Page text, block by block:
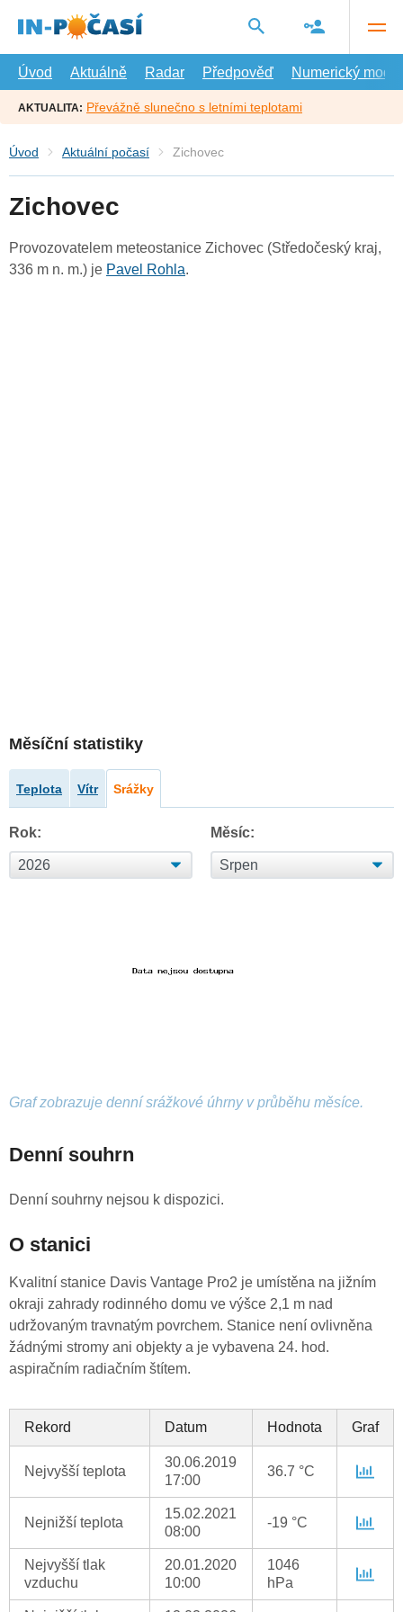
hlavní
Úvod
Aktuálně Radar Předpověď Numerický model
AKTUALITA: Převážně slunečno s letními teplotami
Úvod Aktuální počasí Zichovec
Zichovec
Provozovatelem meteostanice Zichovec (Středočeský kraj,
336 m n. m.) je Pavel Rohla.
Měsíční statistiky
Teplota Vítr Srážky
Rok: Měsíc:
Graf zobrazuje denní srážkové úhrny v průběhu měsíce.
Denní souhrn
Denní souhrny nejsou k dispozici.
O stanici
Kvalitní stanice Davis Vantage Pro2 je umístěna na jižním
okraji zahrady rodinného domu ve výšce 2,1 m nad
udržovaným travnatým povrchem. Stanice není ovlivněna
žádnými stromy ani objekty a je vybavena 24. hod.
aspiračním radiačním štítem.
Rekord Datum Hodnota Graf
Nejvyšší teplota
30.06.2019
17:00
36.7 °C
Nejnižší teplota
15.02.2021
08:00
-19 °C
Nejvyšší tlak
vzduchu
20.01.2020
10:00
1046
hPa